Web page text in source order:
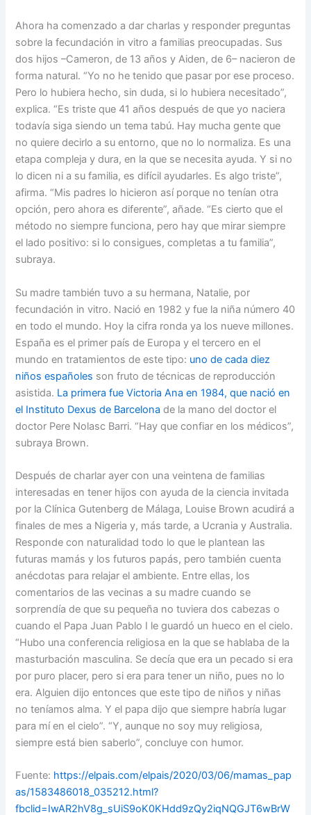
Ahora ha comenzado a dar charlas y responder preguntas
sobre la fecundación in vitro a familias preocupadas. Sus
dos hijos –Cameron, de 13 años y Aiden, de 6– nacieron de
forma natural. “Yo no he tenido que pasar por ese proceso.
Pero lo hubiera hecho, sin duda, si lo hubiera necesitado”,
explica. “Es triste que 41 años después de que yo naciera
todavía siga siendo un tema tabú. Hay mucha gente que
no quiere decirlo a su entorno, que no lo normaliza. Es una
etapa compleja y dura, en la que se necesita ayuda. Y si no
lo dicen ni a su familia, es difícil ayudarles. Es algo triste”,
afirma. “Mis padres lo hicieron así porque no tenían otra
opción, pero ahora es diferente”, añade. “Es cierto que el
método no siempre funciona, pero hay que mirar siempre
el lado positivo: si lo consigues, completas a tu familia”,
subraya.
Su madre también tuvo a su hermana, Natalie, por
fecundación in vitro. Nació en 1982 y fue la niña número 40
en todo el mundo. Hoy la cifra ronda ya los nueve millones.
España es el primer país de Europa y el tercero en el
mundo en tratamientos de este tipo: uno de cada diez
niños españoles son fruto de técnicas de reproducción
asistida. La primera fue Victoria Ana en 1984, que nació en
el Instituto Dexus de Barcelona de la mano del doctor el
doctor Pere Nolasc Barri. “Hay que confiar en los médicos”,
subraya Brown.
Después de charlar ayer con una veintena de familias
interesadas en tener hijos con ayuda de la ciencia invitada
por la Clínica Gutenberg de Málaga, Louise Brown acudirá a
finales de mes a Nigeria y, más tarde, a Ucrania y Australia.
Responde con naturalidad todo lo que le plantean las
futuras mamás y los futuros papás, pero también cuenta
anécdotas para relajar el ambiente. Entre ellas, los
comentarios de las vecinas a su madre cuando se
sorprendía de que su pequeña no tuviera dos cabezas o
cuando el Papa Juan Pablo I le guardó un hueco en el cielo.
“Hubo una conferencia religiosa en la que se hablaba de la
masturbación masculina. Se decía que era un pecado si era
por puro placer, pero si era para tener un niño, pues no lo
era. Alguien dijo entonces que este tipo de niños y niñas
no teníamos alma. Y el papa dijo que siempre habría lugar
para mí en el cielo”. “Y, aunque no soy muy religiosa,
siempre está bien saberlo”, concluye con humor.
Fuente: https://elpais.com/elpais/2020/03/06/mamas_pap
as/1583486018_035212.html?
fbclid=IwAR2hV8g_sUiS9oK0KHdd9zQy2iqNQGJT6wBrW